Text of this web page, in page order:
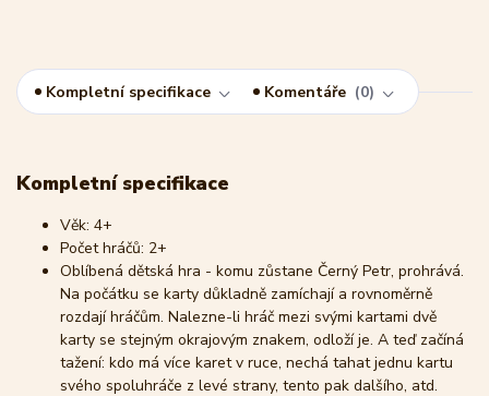
Kompletní specifikace Komentáře 0
Kompletní specifikace
Věk: 4+
Počet hráčů: 2+
Oblíbená dětská hra - komu zůstane Černý Petr, prohrává.
Na počátku se karty důkladně zamíchají a rovnoměrně
rozdají hráčům. Nalezne-li hráč mezi svými kartami dvě
karty se stejným okrajovým znakem, odloží je. A teď začíná
tažení: kdo má více karet v ruce, nechá tahat jednu kartu
svého spoluhráče z levé strany, tento pak dalšího, atd.